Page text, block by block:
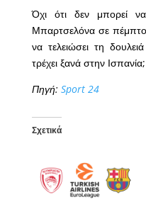
Όχι ότι δεν μπορεί
Μπαρτσελόνα σε
να τελειώσει τη
τρέχει ξανά στην
Πηγή: Sport 24
Σχετικά